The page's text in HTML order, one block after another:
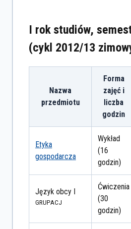
I rok studiów,
(cykl 2012/13
Nazwa
przedmiotu
Forma
zajęć i
liczba
godzin
Etyka
gospodarcza
Wykład
(16
godzin)
Język obcy I
GRUPACJ
Ćwiczenia
(30
godzin)